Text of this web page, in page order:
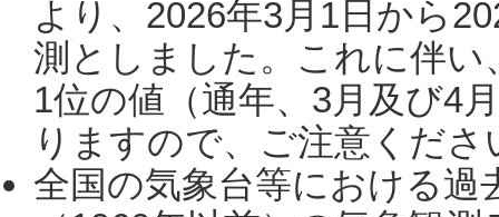
より、2026年3月1日から
測としました。これに伴い
1位の値（通年、3月及び4
りますので、ご注意くだ
全国の気象台等における過